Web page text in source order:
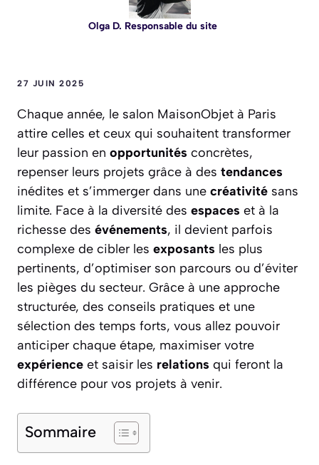
Olga D. Responsable du site
27 JUIN 2025
Chaque année, le salon MaisonObjet à Paris
attire celles et ceux qui souhaitent transformer
leur passion en opportunités concrètes,
repenser leurs projets grâce à des tendances
inédites et s’immerger dans une créativité sans
limite. Face à la diversité des espaces et à la
richesse des événements, il devient parfois
complexe de cibler les exposants les plus
pertinents, d’optimiser son parcours ou d’éviter
les pièges du secteur. Grâce à une approche
structurée, des conseils pratiques et une
sélection des temps forts, vous allez pouvoir
anticiper chaque étape, maximiser votre
expérience et saisir les relations qui feront la
différence pour vos projets à venir.
Sommaire